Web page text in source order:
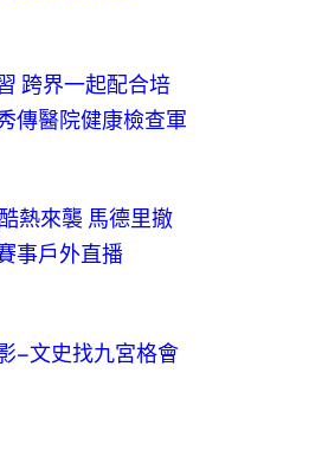
跨界一起配合培
傳醫院健康檢查軍
熱來襲 馬德里撤
事戶外直播
–文史找九宮格會